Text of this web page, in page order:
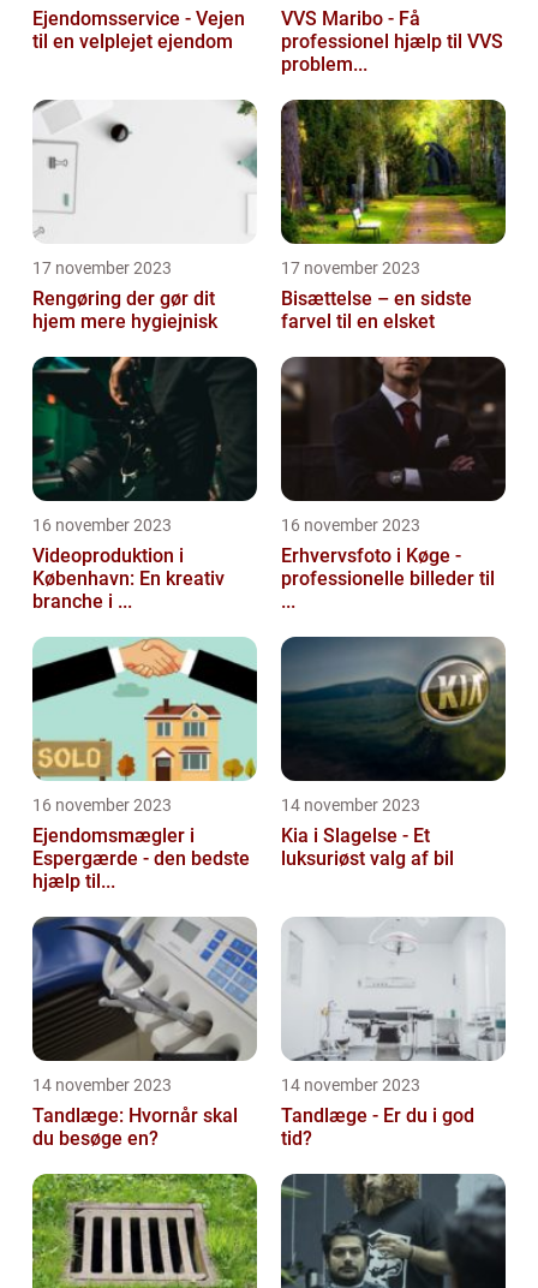
Ejendomsservice - Vejen
til en velplejet ejendom
VVS Maribo - Få
professionel hjælp til VVS
problem...
17 november 2023
Rengøring der gør dit
hjem mere hygiejnisk
17 november 2023
Bisættelse – en sidste
farvel til en elsket
16 november 2023
Videoproduktion i
København: En kreativ
branche i ...
16 november 2023
Erhvervsfoto i Køge -
professionelle billeder til
...
16 november 2023
Ejendomsmægler i
Espergærde - den bedste
hjælp til...
14 november 2023
Kia i Slagelse - Et
luksuriøst valg af bil
14 november 2023
Tandlæge: Hvornår skal
du besøge en?
14 november 2023
Tandlæge - Er du i god
tid?